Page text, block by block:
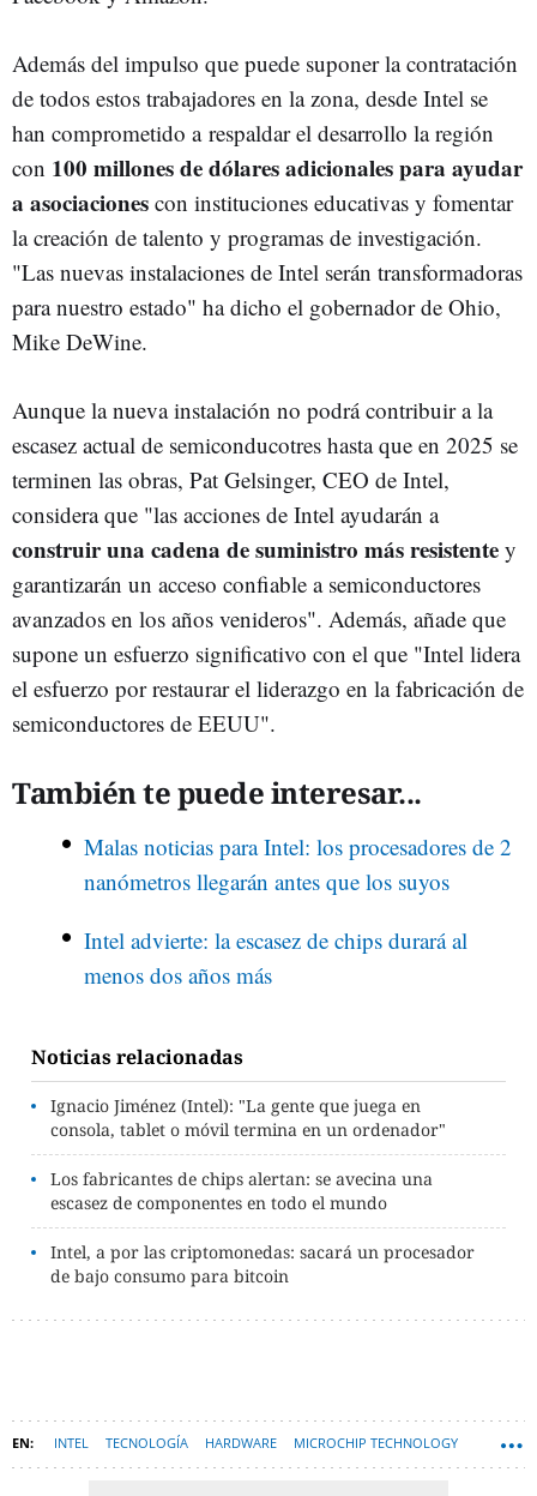
Además del impulso que puede suponer la contratación
de todos estos trabajadores en la zona, desde Intel se
han comprometido a respaldar el desarrollo la región
con 100 millones de dólares adicionales para ayudar
a asociaciones con instituciones educativas y fomentar
la creación de talento y programas de investigación.
"Las nuevas instalaciones de Intel serán transformadoras
para nuestro estado" ha dicho el gobernador de Ohio,
Mike DeWine.
Aunque la nueva instalación no podrá contribuir a la
escasez actual de semiconducotres hasta que en 2025 se
terminen las obras, Pat Gelsinger, CEO de Intel,
considera que "las acciones de Intel ayudarán a
construir una cadena de suministro más resistente y
garantizarán un acceso confiable a semiconductores
avanzados en los años venideros". Además, añade que
supone un esfuerzo significativo con el que "Intel lidera
el esfuerzo por restaurar el liderazgo en la fabricación de
semiconductores de EEUU".
También te puede interesar...
Malas noticias para Intel: los procesadores de 2
nanómetros llegarán antes que los suyos
Intel advierte: la escasez de chips durará al
menos dos años más
Noticias relacionadas
Ignacio Jiménez (Intel): "La gente que juega en
consola, tablet o móvil termina en un ordenador"
Los fabricantes de chips alertan: se avecina una
escasez de componentes en todo el mundo
Intel, a por las criptomonedas: sacará un procesador
de bajo consumo para bitcoin
INTEL TECNOLOGÍA HARDWARE MICROCHIP TECHNOLOGY